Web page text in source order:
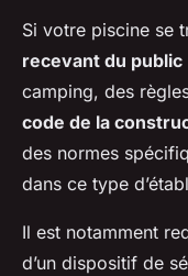
Si votre piscine se
recevant du public
camping, des
code de la
des normes
dans ce type
Il est notamment
d’un dispositif de